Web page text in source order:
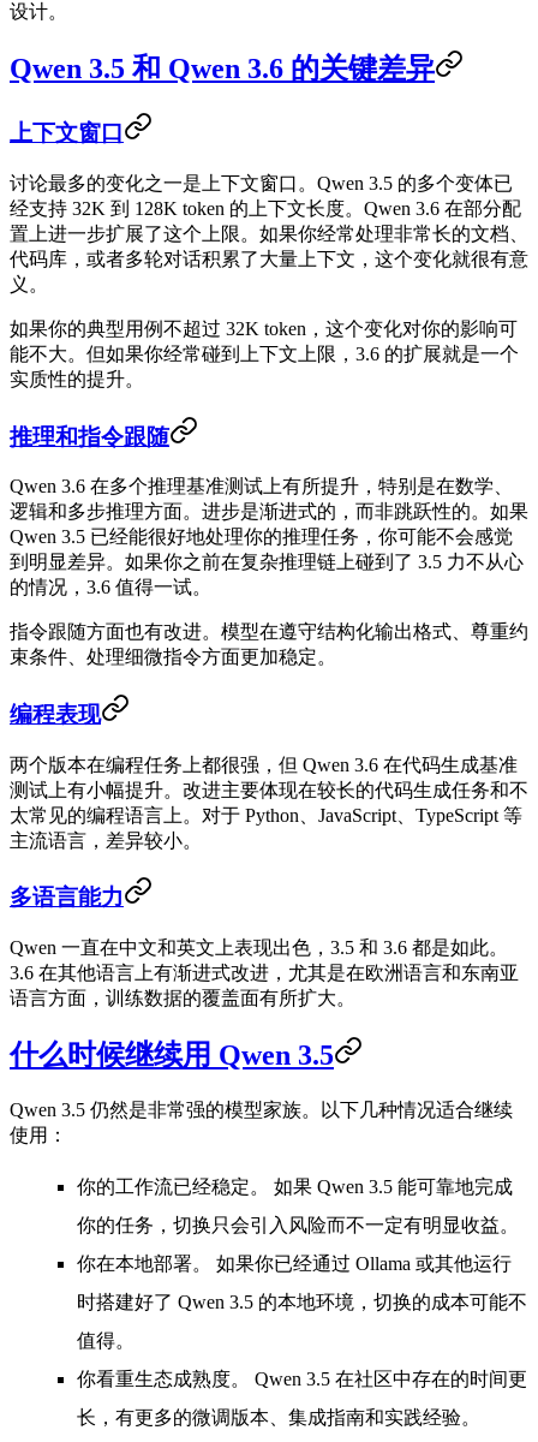
设计。
Qwen 3.5 和 Qwen 3.6 的关键差异
上下文窗口
讨论最多的变化之一是上下文窗口。Qwen 3.5 的多个变体已
经支持 32K 到 128K token 的上下文长度。Qwen 3.6 在部分配
置上进一步扩展了这个上限。如果你经常处理非常长的文档、
代码库，或者多轮对话积累了大量上下文，这个变化就很有意
义。
如果你的典型用例不超过 32K token，这个变化对你的影响可
能不大。但如果你经常碰到上下文上限，3.6 的扩展就是一个
实质性的提升。
推理和指令跟随
Qwen 3.6 在多个推理基准测试上有所提升，特别是在数学、
逻辑和多步推理方面。进步是渐进式的，而非跳跃性的。如果
Qwen 3.5 已经能很好地处理你的推理任务，你可能不会感觉
到明显差异。如果你之前在复杂推理链上碰到了 3.5 力不从心
的情况，3.6 值得一试。
指令跟随方面也有改进。模型在遵守结构化输出格式、尊重约
束条件、处理细微指令方面更加稳定。
编程表现
两个版本在编程任务上都很强，但 Qwen 3.6 在代码生成基准
测试上有小幅提升。改进主要体现在较长的代码生成任务和不
太常见的编程语言上。对于 Python、JavaScript、TypeScript 等
主流语言，差异较小。
多语言能力
Qwen 一直在中文和英文上表现出色，3.5 和 3.6 都是如此。
3.6 在其他语言上有渐进式改进，尤其是在欧洲语言和东南亚
语言方面，训练数据的覆盖面有所扩大。
什么时候继续用 Qwen 3.5
Qwen 3.5 仍然是非常强的模型家族。以下几种情况适合继续
使用：
你的工作流已经稳定。
如果 Qwen 3.5 能可靠地完成
你的任务，切换只会引入风险而不一定有明显收益。
你在本地部署。
如果你已经通过 Ollama 或其他运行
时搭建好了 Qwen 3.5 的本地环境，切换的成本可能不
值得。
你看重生态成熟度。
Qwen 3.5 在社区中存在的时间更
长，有更多的微调版本、集成指南和实践经验。